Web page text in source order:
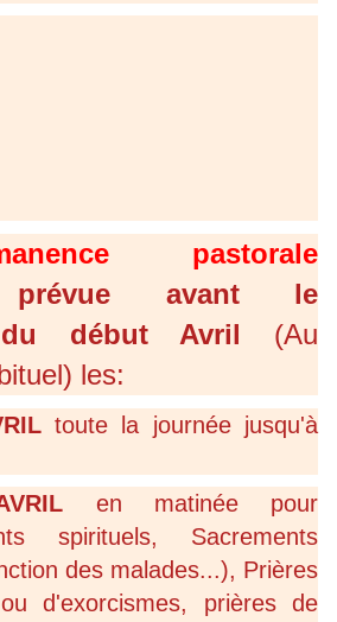
pastorale
prévue avant le
du début Avril
(Au
les:
toute la journée jusqu'à
en matinée pour
spirituels, Sacrements
des malades...), Prières
d'exorcismes, prières de